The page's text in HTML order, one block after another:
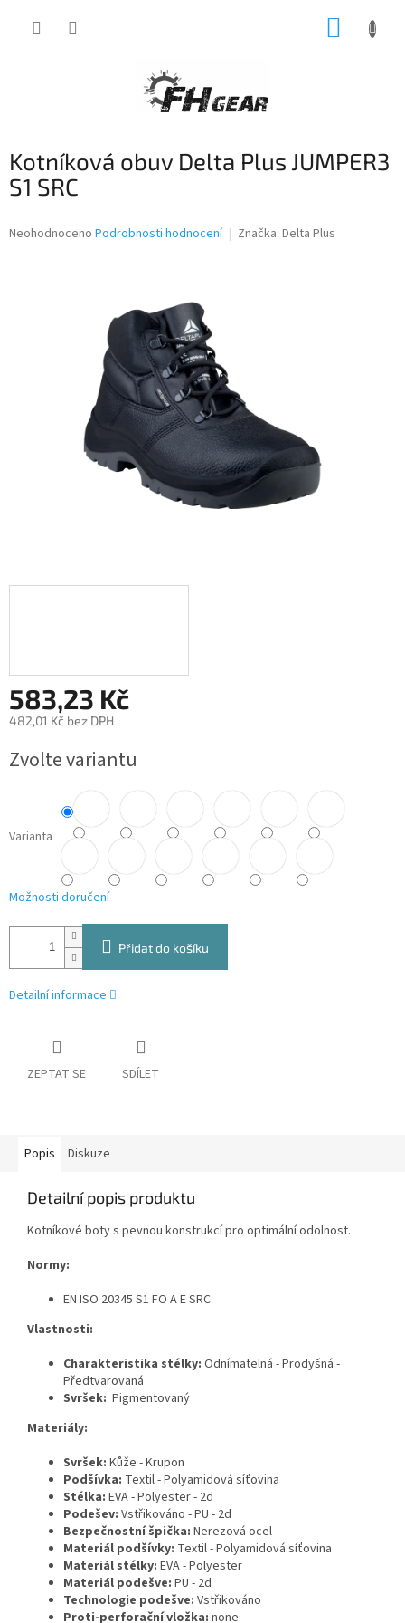
Kotníková obuv Delta Plus JUMPER3
S1 SRC
Průměrné
Neohodnoceno Podrobnosti hodnocení Značka: Delta Plus
583,23 Kč
482,01 Kč bez DPH
cena:
Zvolte variantu
Varianta
Možnosti doručení
Přidat do košíku
Detailní informace
ZEPTAT SE SDÍLET
Popis Diskuze
Detailní popis produktu
Kotníkové boty s pevnou konstrukcí pro optimální odolnost.
Normy:
EN ISO 20345 S1 FO A E SRC
Vlastnosti:
Charakteristika stélky: Odnímatelná - Prodyšná -
Předtvarovaná
Svršek: Pigmentovaný
Materiály:
Svršek: Kůže - Krupon
Podšívka: Textil - Polyamidová síťovina
Stélka: EVA - Polyester - 2d
Podešev: Vstřikováno - PU - 2d
Bezpečnostní špička: Nerezová ocel
Materiál podšívky: Textil - Polyamidová síťovina
Materiál stélky: EVA - Polyester
Materiál podešve: PU - 2d
Technologie podešve: Vstřikováno
Proti-perforační vložka: none